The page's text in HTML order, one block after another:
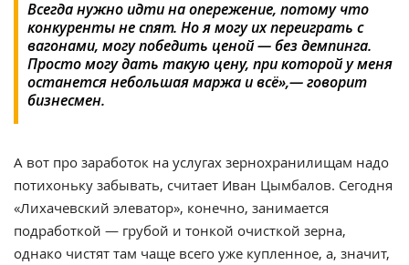
Всегда нужно идти на опережение, потому что
конкуренты не спят. Но я могу их переиграть с
вагонами, могу победить ценой — без демпинга.
Просто могу дать такую цену, при которой у меня
останется небольшая маржа и всё»,— говорит
бизнесмен.
А вот про заработок на услугах зернохранилищам надо
потихоньку забывать, считает Иван Цымбалов. Сегодня
«Лихачевский элеватор», конечно, занимается
подработкой — грубой и тонкой очисткой зерна,
однако чистят там чаще всего уже купленное, а, значит,